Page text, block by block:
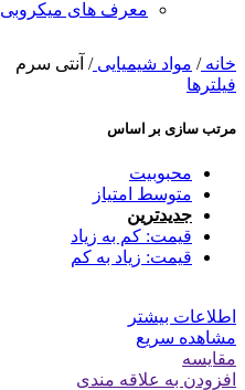
معرف های میکروبی
خانه/ مواد شیمیایی/ آنتی سرم
فیلترها
مرتب سازی بر اساس
محبوبیت
متوسط امتیاز
جدیدترین
قیمت: کم به زیاد
قیمت: زیاد به کم
اطلاعات بیشتر
مشاهده سریع
مقایسه
افزودن به علاقه مندی